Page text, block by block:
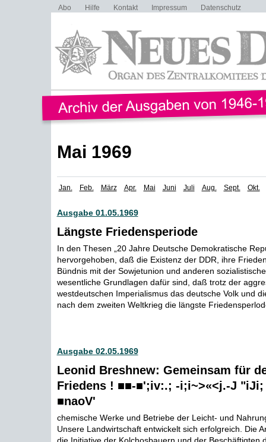
Abo Hilfe Kontakt Impressum Datenschutz
Mai 1969
Jan. Feb. März Apr. Mai Juni Juli Aug. Sept. Okt.
Ausgabe 01.05.1969
Längste Friedensperiode
In den Thesen „20 Jahre Deutsche Demokratische
hervorgehoben, daß die Existenz der DDR, ihre
Bündnis mit der Sowjetunion und anderen
wesentliche Grundlagen dafür sind, daß trotz der
westdeutschen Imperialismus das deutsche Volk und
nach dem zweiten Weltkrieg die längste
Ausgabe 02.05.1969
Leonid Breshnew: Gemeinsam für
Friedens ! ■■-■';iv:.; -i;i~>«<j.-J "iJi;
■naoV'
chemische Werke und Betriebe der Leicht- und
Unsere Landwirtschaft entwickelt sich erfolgreich. Die